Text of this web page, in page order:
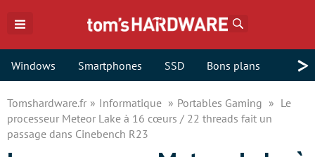
Windows Smartphones SSD Bons plans >
Tomshardware.fr Informatique Portables Gaming
Le
processeur Meteor Lake à 16 cœurs / 22 threads fait un
passage dans Cinebench R23